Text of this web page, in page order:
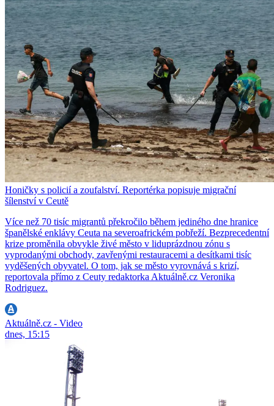
Honičky s policií a zoufalství. Reportérka popisuje migrační
šílenství v Ceutě
Více než 70 tisíc migrantů překročilo během jediného dne hranice
španělské enklávy Ceuta na severoafrickém pobřeží. Bezprecedentní
krize proměnila obvykle živé město v liduprázdnou zónu s
vyprodanými obchody, zavřenými restauracemi a desítkami tisíc
vyděšených obyvatel. O tom, jak se město vyrovnává s krizí,
reportovala přímo z Ceuty redaktorka Aktuálně.cz Veronika
Rodriguez.
Aktuálně.cz - Video
dnes, 15:15